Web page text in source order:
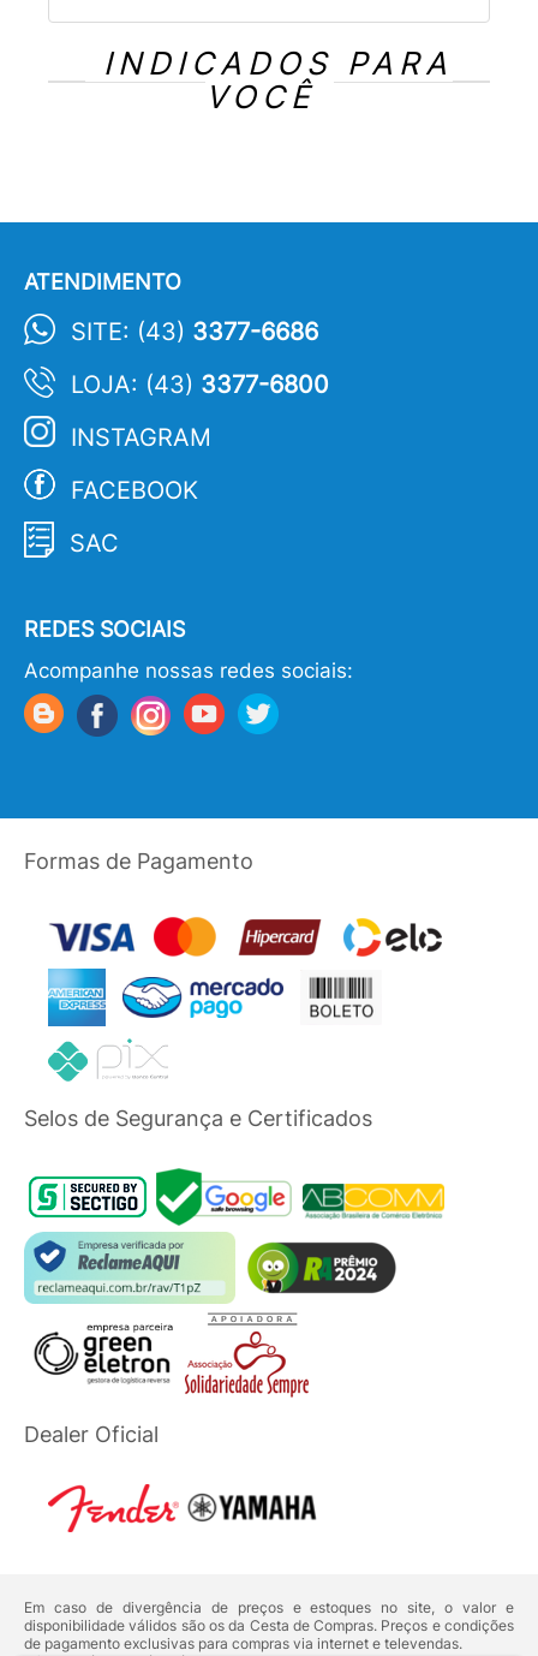
INDICADOS PARA
VOCÊ
ATENDIMENTO
SITE: (43) 3377-6686
LOJA: (43) 3377-6800
INSTAGRAM
FACEBOOK
SAC
REDES SOCIAIS
Acompanhe nossas redes sociais:
Formas de Pagamento
Selos de Segurança e Certificados
Dealer Oficial
Em caso de divergência de preços e estoques no site, o valor e
disponibilidade válidos são os da Cesta de Compras. Preços e condições
de pagamento exclusivas para compras via internet e televendas.